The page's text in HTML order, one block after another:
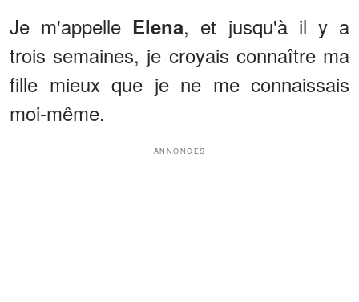
Je m'appelle Elena, et jusqu'à il y a
trois semaines, je croyais connaître ma
fille mieux que je ne me connaissais
moi-même.
ANNONCES